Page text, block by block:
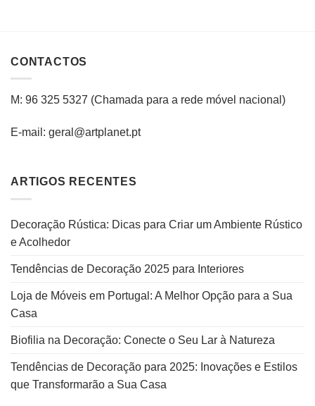
CONTACTOS
M: 96 325 5327 (Chamada para a rede móvel nacional )
E-mail: geral@artplanet.pt
ARTIGOS RECENTES
Decoração Rústica: Dicas para Criar um Ambiente Rústico
e Acolhedor
Tendências de Decoração 2025 para Interiores
Loja de Móveis em Portugal: A Melhor Opção para a Sua
Casa
Biofilia na Decoração: Conecte o Seu Lar à Natureza
Tendências de Decoração para 2025: Inovações e Estilos
que Transformarão a Sua Casa